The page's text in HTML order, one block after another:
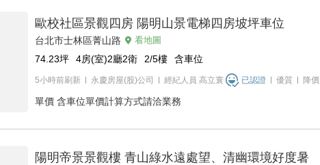
歐校社區景觀四房 陽明山景電梯四房坡坪車位
台北市士林區菁山路 看地圖
74.23坪 4房(室)2廳2衛 2/5樓 含車位
5小時前刷新 永慶房屋(股)公司 經紀人員 高立寰 已認證 優質 降價
單價 含車位單價計算方式請洽業務
陽明帝景景觀樓 青山綠水遠處望、清幽環境好度暑